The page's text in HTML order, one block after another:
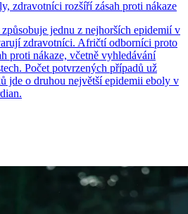
zdravotníci rozšíří zásah proti nákaze
jednu z nejhorších epidemií v
zdravotníci. Afričtí odborníci proto
proti nákaze, včetně vyhledávání
Počet potvrzených případů už
jde o druhou největší epidemii eboly v